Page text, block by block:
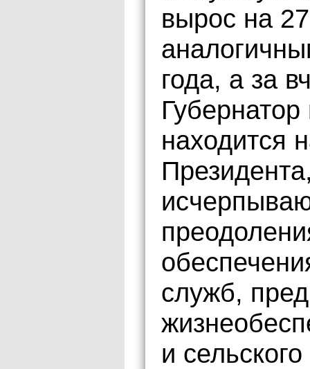
вырос на
года, а за
находится
служб,
и